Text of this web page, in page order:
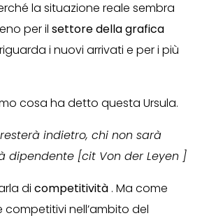
la situazione reale sembra
per il settore della grafica
i nuovi arrivati e per i più
cosa ha detto questa Ursula.
indietro, chi non sarà
dipendente [cit Von der Leyen ]
di competitività . Ma come
competitivi nell’ambito del